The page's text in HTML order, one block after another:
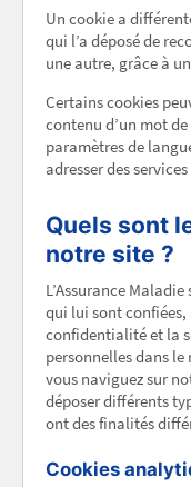
Un cookie a
qui l’a déposé de
une autre, grâce à
Certains cookies
contenu d’un mot
paramètres de
adresser des
Quels sont
notre site ?
L’Assurance
qui lui sont
confidentialité et la
personnelles dans
vous naviguez sur
déposer différents
ont des finalités
Cookies